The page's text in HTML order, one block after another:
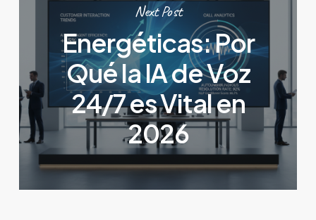
Next Post
Energéticas: Por
Qué la IA de Voz
24/7 es Vital en
2026